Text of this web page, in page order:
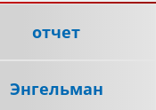
отчет
Энгельман